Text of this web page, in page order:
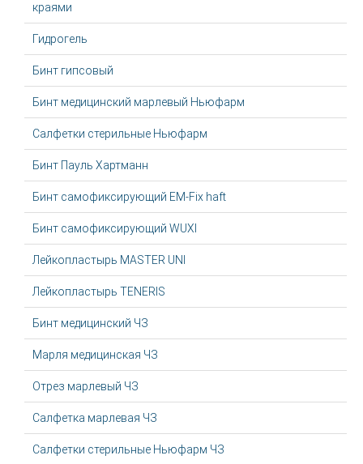
краями
Гидрогель
Бинт гипсовый
Бинт медицинский марлевый Ньюфарм
Салфетки стерильные Ньюфарм
Бинт Пауль Хартманн
Бинт самофиксирующий EM-Fix haft
Бинт самофиксирующий WUXI
Лейкопластырь MASTER UNI
Лейкопластырь TENERIS
Бинт медицинский ЧЗ
Марля медицинская ЧЗ
Отрез марлевый ЧЗ
Салфетка марлевая ЧЗ
Салфетки стерильные Ньюфарм ЧЗ